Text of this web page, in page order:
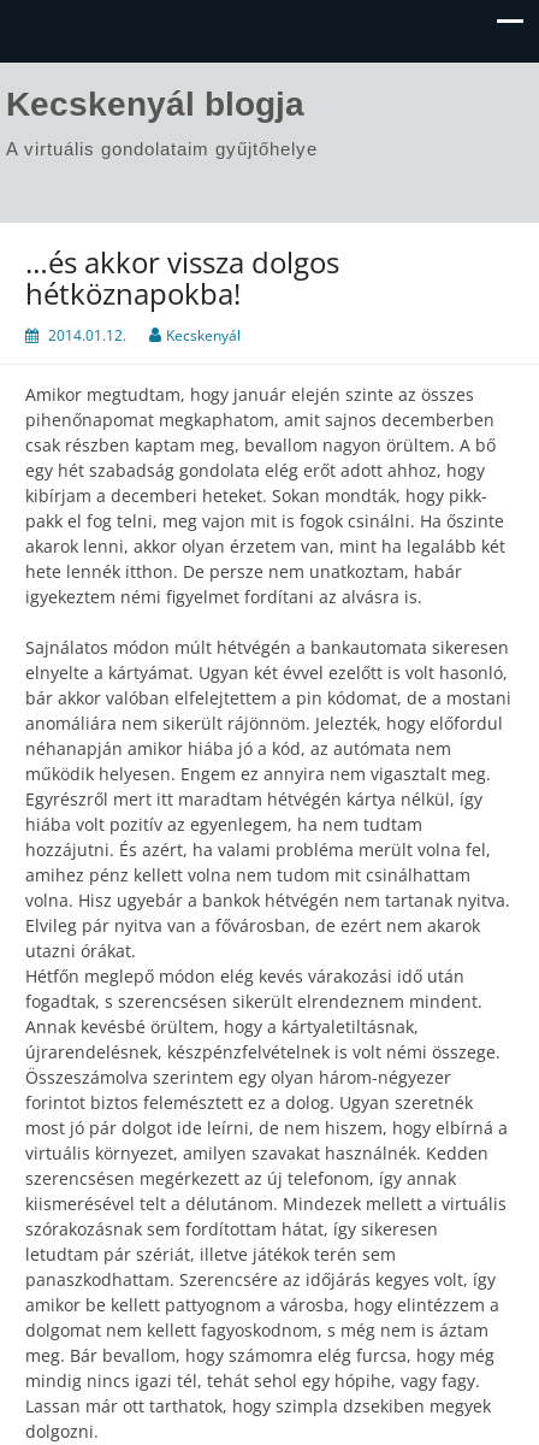
Kecskenyál blogja
A virtuális gondolataim gyűjtőhelye
…és akkor vissza dolgos
hétköznapokba!
2014.01.12. Kecskenyál
Amikor megtudtam, hogy január elején szinte az összes
pihenőnapomat megkaphatom, amit sajnos decemberben
csak részben kaptam meg, bevallom nagyon örültem. A bő
egy hét szabadság gondolata elég erőt adott ahhoz, hogy
kibírjam a decemberi heteket. Sokan mondták, hogy pikk-
pakk el fog telni, meg vajon mit is fogok csinálni. Ha őszinte
akarok lenni, akkor olyan érzetem van, mint ha legalább két
hete lennék itthon. De persze nem unatkoztam, habár
igyekeztem némi figyelmet fordítani az alvásra is.
Sajnálatos módon múlt hétvégén a bankautomata sikeresen
elnyelte a kártyámat. Ugyan két évvel ezelőtt is volt hasonló,
bár akkor valóban elfelejtettem a pin kódomat, de a mostani
anomáliára nem sikerült rájönnöm. Jelezték, hogy előfordul
néhanapján amikor hiába jó a kód, az autómata nem
működik helyesen. Engem ez annyira nem vigasztalt meg.
Egyrészről mert itt maradtam hétvégén kártya nélkül, így
hiába volt pozitív az egyenlegem, ha nem tudtam
hozzájutni. És azért, ha valami probléma merült volna fel,
amihez pénz kellett volna nem tudom mit csinálhattam
volna. Hisz ugyebár a bankok hétvégén nem tartanak nyitva.
Elvileg pár nyitva van a fővárosban, de ezért nem akarok
utazni órákat.
Hétfőn meglepő módon elég kevés várakozási idő után
fogadtak, s szerencsésen sikerült elrendeznem mindent.
Annak kevésbé örültem, hogy a kártyaletiltásnak,
újrarendelésnek, készpénzfelvételnek is volt némi összege.
Összeszámolva szerintem egy olyan három-négyezer
forintot biztos felemésztett ez a dolog. Ugyan szeretnék
most jó pár dolgot ide leírni, de nem hiszem, hogy elbírná a
virtuális környezet, amilyen szavakat használnék. Kedden
szerencsésen megérkezett az új telefonom, így annak
kiismerésével telt a délutánom. Mindezek mellett a virtuális
szórakozásnak sem fordítottam hátat, így sikeresen
letudtam pár szériát, illetve játékok terén sem
panaszkodhattam. Szerencsére az időjárás kegyes volt, így
amikor be kellett pattyognom a városba, hogy elintézzem a
dolgomat nem kellett fagyoskodnom, s még nem is áztam
meg. Bár bevallom, hogy számomra elég furcsa, hogy még
mindig nincs igazi tél, tehát sehol egy hópihe, vagy fagy.
Lassan már ott tarthatok, hogy szimpla dzsekiben megyek
dolgozni.